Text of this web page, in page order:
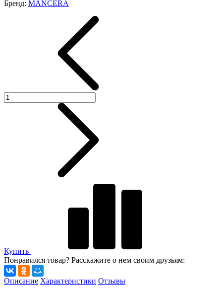
Бренд: MANCERA
Купить
Понравился товар? Расскажите о нем своим друзьям:
Описание Характеристики Отзывы